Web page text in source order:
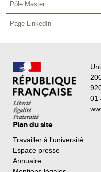
Pôle Master
Page LinkedIn
01
Plan du site
Travailler à l'université
Espace presse
Annuaire